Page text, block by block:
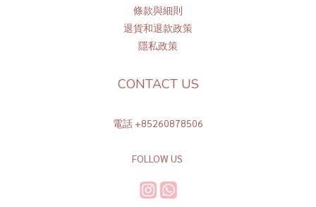
條款與細則
退貨和退款政策
隱私政策
CONTACT US
電話 +85260878506
FOLLOW US